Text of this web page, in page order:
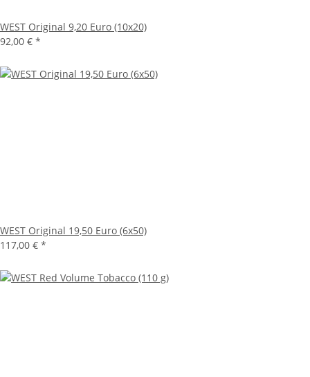
WEST Original 9,20 Euro (10x20)
92,00 € *
WEST Original 19,50 Euro (6x50)
117,00 € *